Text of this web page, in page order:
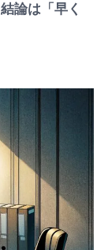
論は「早く